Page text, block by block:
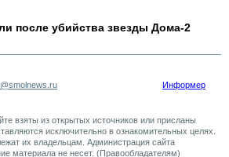
после убийства звезды Дома-2
Информер
взяты из открытых источников или присланы
исключительно в ознакомительных целях.
их владельцам. Администрация сайта
материала не несет. (Правообладателям)